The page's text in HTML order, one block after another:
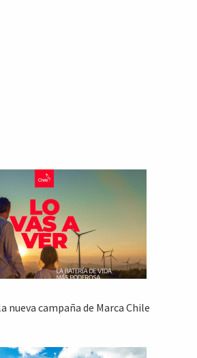
nueva campaña de Marca Chile